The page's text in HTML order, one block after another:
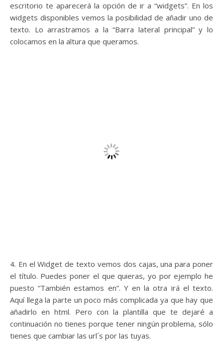
escritorio te aparecerá la opción de ir a “widgets”. En los
widgets disponibles vemos la posibilidad de añadir uno de
texto. Lo arrastramos a la “Barra lateral principal” y lo
colocamos en la altura que queramos.
4. En el Widget de texto vemos dos cajas, una para poner
el título. Puedes poner el que quieras, yo por ejemplo he
puesto “También estamos en”. Y en la otra irá el texto.
Aquí llega la parte un poco más complicada ya que hay que
añadirlo en html. Pero con la plantilla que te dejaré a
continuación no tienes porque tener ningún problema, sólo
tienes que cambiar las url´s por las tuyas.